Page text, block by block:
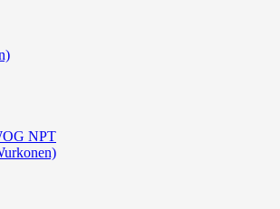
NPT